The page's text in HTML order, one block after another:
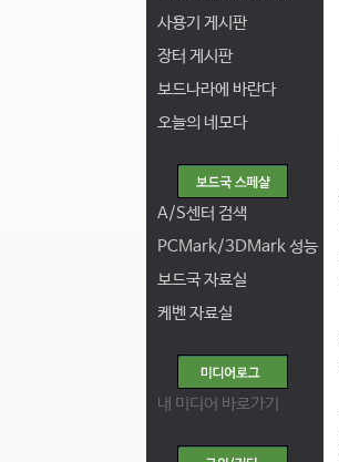
사용기 게시판
장터 게시판
보드나라에 바란다
오늘의 네모다
A/S센터 검색
PCMark/3DMark 성능
보드국 자료실
케벤 자료실
내 미디어 바로가기